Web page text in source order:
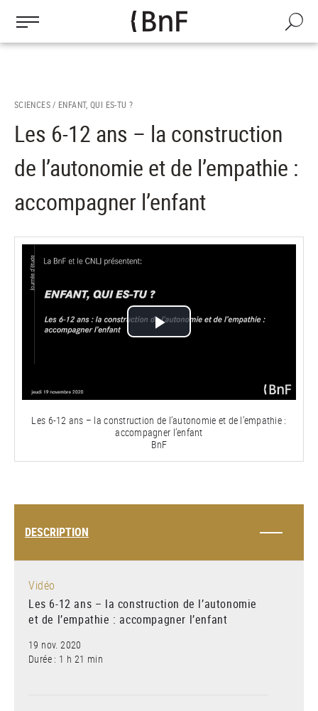
contenu
Recherche
SCIENCES / ENFANT, QUI ES-TU ?
Les 6-12 ans – la construction
de l’autonomie et de l’empathie :
accompagner l’enfant
Lire
vidéo
Les 6-12 ans – la construction de l’autonomie et de l’empathie :
accompagner l’enfant
BnF
DESCRIPTION
Vidéo
Les 6-12 ans – la construction de l’autonomie
et de l’empathie : accompagner l’enfant
19 nov. 2020
Durée : 1 h 21 min